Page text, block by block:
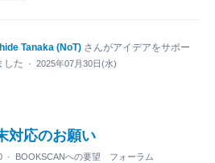
Tanaka (NoT) さんがアイデアをサポー
した · 2025年07月30日(水)
対応のお願い
· BOOKSCANへの要望 フォーラム